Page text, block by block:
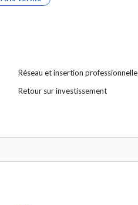
Réseau et insertion professionnelle
Retour sur investissement